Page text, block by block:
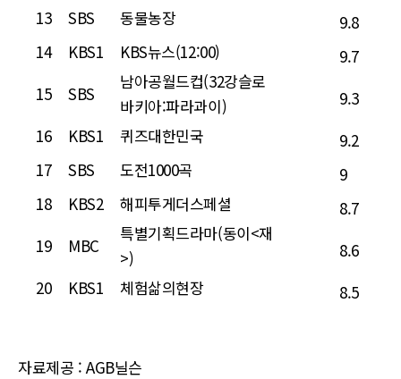
13
SBS 동물농장
9.8
14
KBS1 KBS뉴스(12:00)
9.7
15
SBS
남아공월드컵(32강슬로
바키아:파라과이)
9.3
16
KBS1 퀴즈대한민국
9.2
17
SBS 도전1000곡
9
18
KBS2 해피투게더스페셜
8.7
19
MBC
특별기획드라마(동이<재
>)
8.6
20
KBS1 체험삶의현장 8.5
자료제공 : AGB닐슨